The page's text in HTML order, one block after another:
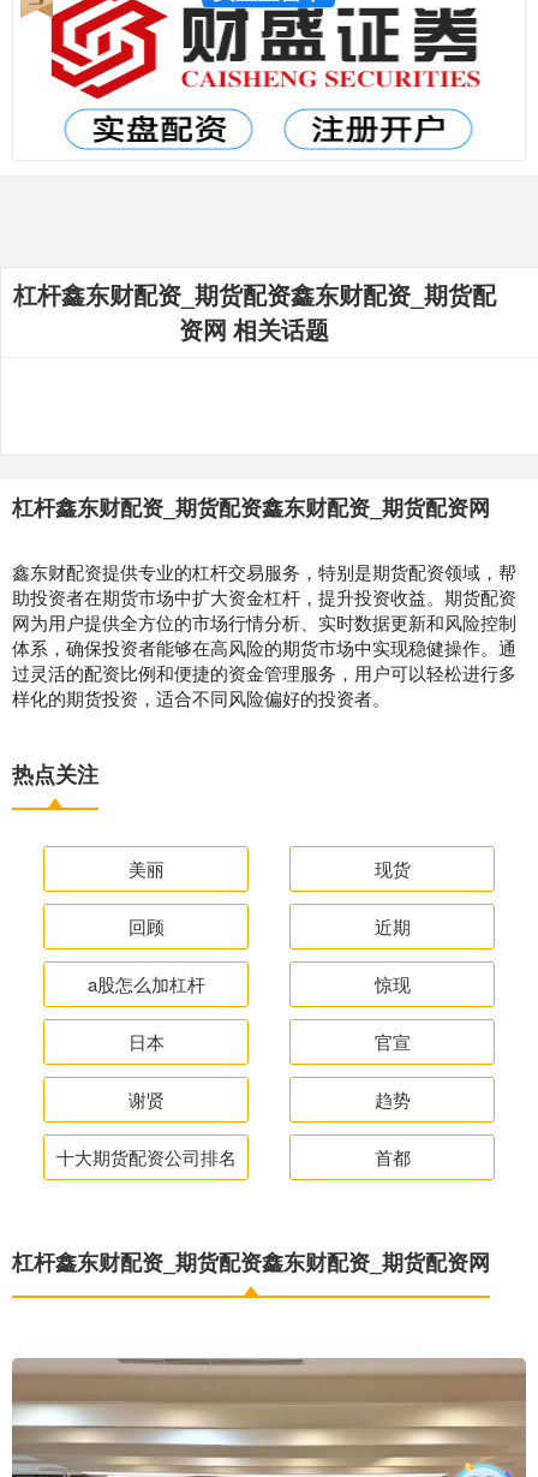
杠杆鑫东财配资_期货配资鑫东财配资_期货配
资网 相关话题
杠杆鑫东财配资_期货配资鑫东财配资_期货配资网
鑫东财配资提供专业的杠杆交易服务，特别是期货配资领域，帮
助投资者在期货市场中扩大资金杠杆，提升投资收益。期货配资
网为用户提供全方位的市场行情分析、实时数据更新和风险控制
体系，确保投资者能够在高风险的期货市场中实现稳健操作。通
过灵活的配资比例和便捷的资金管理服务，用户可以轻松进行多
样化的期货投资，适合不同风险偏好的投资者。
热点关注
美丽 现货
回顾 近期
a股怎么加杠杆 惊现
日本 官宣
谢贤 趋势
十大期货配资公司排名 首都
杠杆鑫东财配资_期货配资鑫东财配资_期货配资网